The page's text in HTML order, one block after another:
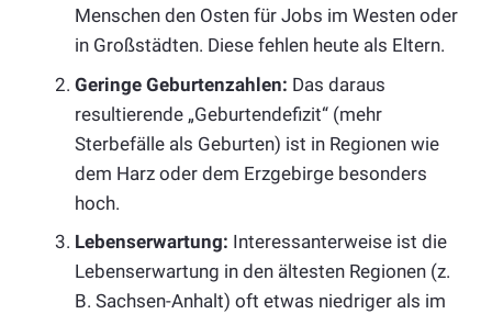
Menschen den Osten für Jobs im Westen oder
in Großstädten. Diese fehlen heute als Eltern.
Geringe Geburtenzahlen: Das daraus
resultierende „Geburtendefizit“ (mehr
Sterbefälle als Geburten) ist in Regionen wie
dem Harz oder dem Erzgebirge besonders
hoch.
Lebenserwartung: Interessanterweise ist die
Lebenserwartung in den ältesten Regionen (z.
B. Sachsen-Anhalt) oft etwas niedriger als im